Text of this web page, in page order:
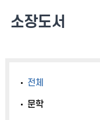
소장도서
전체
문학